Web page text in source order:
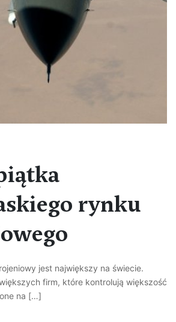
rynku
jest największy na świecie.
firm, które kontrolują większość
one na […]